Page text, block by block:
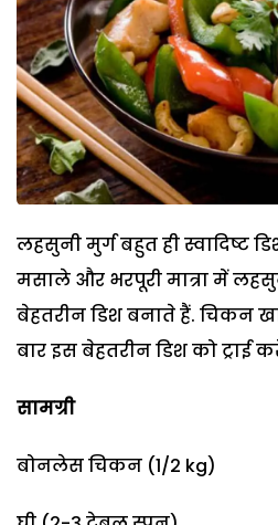
लहसुनी मुर्ग बहुत ही स्वादिष्ट
मसाले और भरपूरी मात्रा में
बेहतरीन डिश बनाते हैं. चिकन
बार इस बेहतरीन डिश को ​ट्राई
सामग्री
बोनलेस चि​कन (1/2 kg)